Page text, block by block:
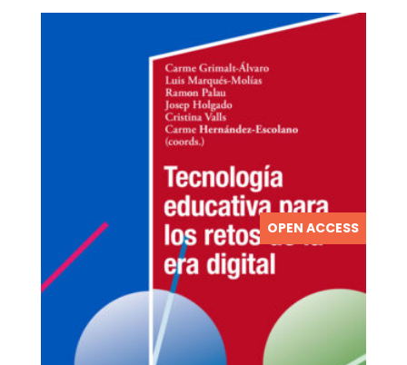
OPEN ACCESS